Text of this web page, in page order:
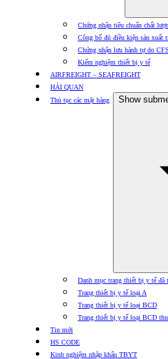
Chứng nhận tiêu chuẩn chất
Công bố đủ điều kiện sản xuất
Chứng nhận lưu hành tự do CFS
Kiểm nghiệm thiết bị y tế
AIRFREIGHT – SEAFREIGHT
HẢI QUAN
Thủ tục các mặt hàng
Show
Danh mục trang thiết bị y tế đã
Trang thiết bị y tế loại A
Trang thiết bị y tế loại BCD
Trang thiết bị y tế loại BCD
Tin mới
HS CODE
Kinh nghiệm nhập khẩu TBYT